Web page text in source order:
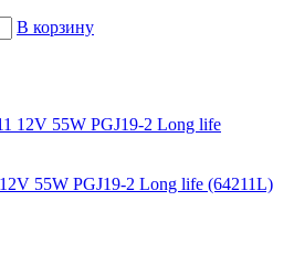
В корзину
55W PGJ19-2 Long life (64211L)